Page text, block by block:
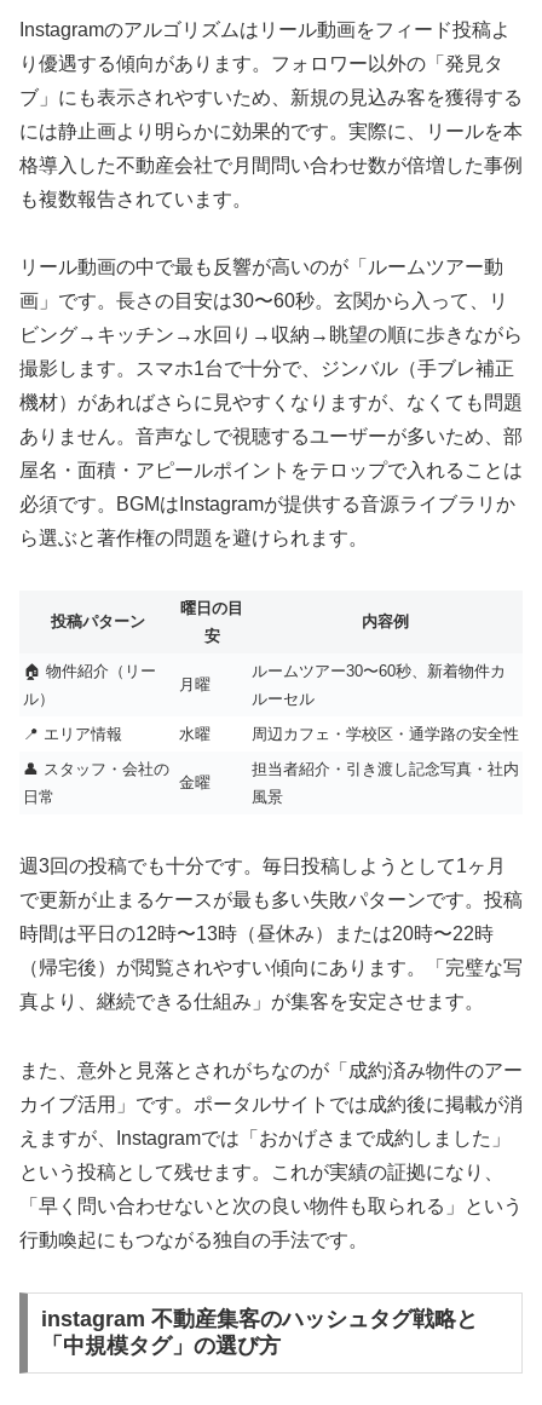
Instagramのアルゴリズムはリール動画をフィード投稿よ
り優遇する傾向があります。フォロワー以外の「発見タ
ブ」にも表示されやすいため、新規の見込み客を獲得する
には静止画より明らかに効果的です。実際に、リールを本
格導入した不動産会社で月間問い合わせ数が倍増した事例
も複数報告されています。
リール動画の中で最も反響が高いのが「ルームツアー動
画」です。長さの目安は30〜60秒。玄関から入って、リ
ビング→キッチン→水回り→収納→眺望の順に歩きながら
撮影します。スマホ1台で十分で、ジンバル（手ブレ補正
機材）があればさらに見やすくなりますが、なくても問題
ありません。音声なしで視聴するユーザーが多いため、部
屋名・面積・アピールポイントをテロップで入れることは
必須です。BGMはInstagramが提供する音源ライブラリか
ら選ぶと著作権の問題を避けられます。
投稿パターン
曜日の目
安
内容例
🏠 物件紹介（リー
ル）
月曜
ルームツアー30〜60秒、新着物件カ
ルーセル
📍 エリア情報
水曜
周辺カフェ・学校区・通学路の安全性
👤 スタッフ・会社の
日常
金曜
担当者紹介・引き渡し記念写真・社内
風景
週3回の投稿でも十分です。毎日投稿しようとして1ヶ月
で更新が止まるケースが最も多い失敗パターンです。投稿
時間は平日の12時〜13時（昼休み）または20時〜22時
（帰宅後）が閲覧されやすい傾向にあります。「完璧な写
真より、継続できる仕組み」が集客を安定させます。
また、意外と見落とされがちなのが「成約済み物件のアー
カイブ活用」です。ポータルサイトでは成約後に掲載が消
えますが、Instagramでは「おかげさまで成約しました」
という投稿として残せます。これが実績の証拠になり、
「早く問い合わせないと次の良い物件も取られる」という
行動喚起にもつながる独自の手法です。
instagram 不動産集客のハッシュタグ戦略と
「中規模タグ」の選び方